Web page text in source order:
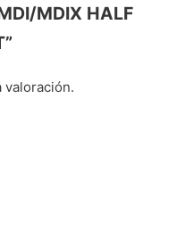
MDIX HALF
valoración.